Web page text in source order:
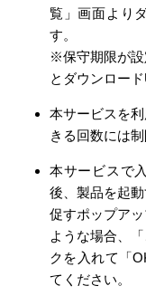
覧」画面より
す。
※保守期限が設
とダウンロー
本サービスを
きる回数には制
本サービスで
後、製品を起
促すポップア
ような場合、
クを入れて「
てください。